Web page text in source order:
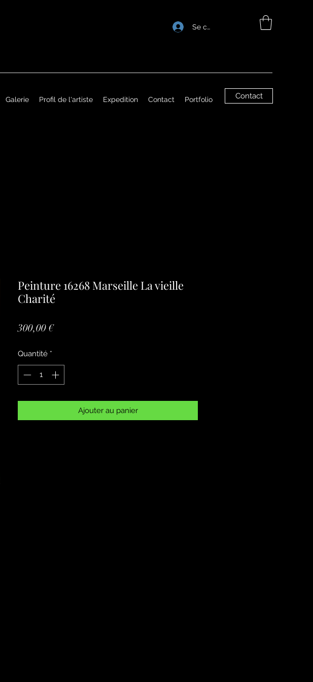
Se connecter
Galerie Profil de l'artiste Expedition Contact Portfolio Contact
Peinture 16268 Marseille La vieille
Charité
300,00 €Prix
Quantité *
Ajouter au panier